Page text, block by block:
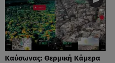
Καύσωνας: Θερμική Κάμερα